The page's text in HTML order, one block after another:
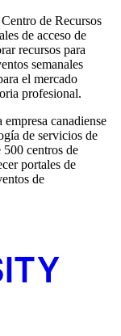
de Recursos
de acceso de
recursos para
semanales
el mercado
profesional.
canadiense
de servicios de
centros de
portales de
de